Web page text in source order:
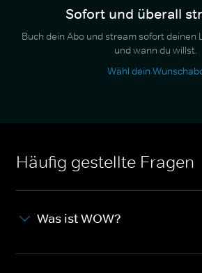
Sofort und überall
Buch dein Abo und stream sofort deinen
und wann du willst.
Wähl dein
Häufig gestellte Fragen
Was ist WOW?